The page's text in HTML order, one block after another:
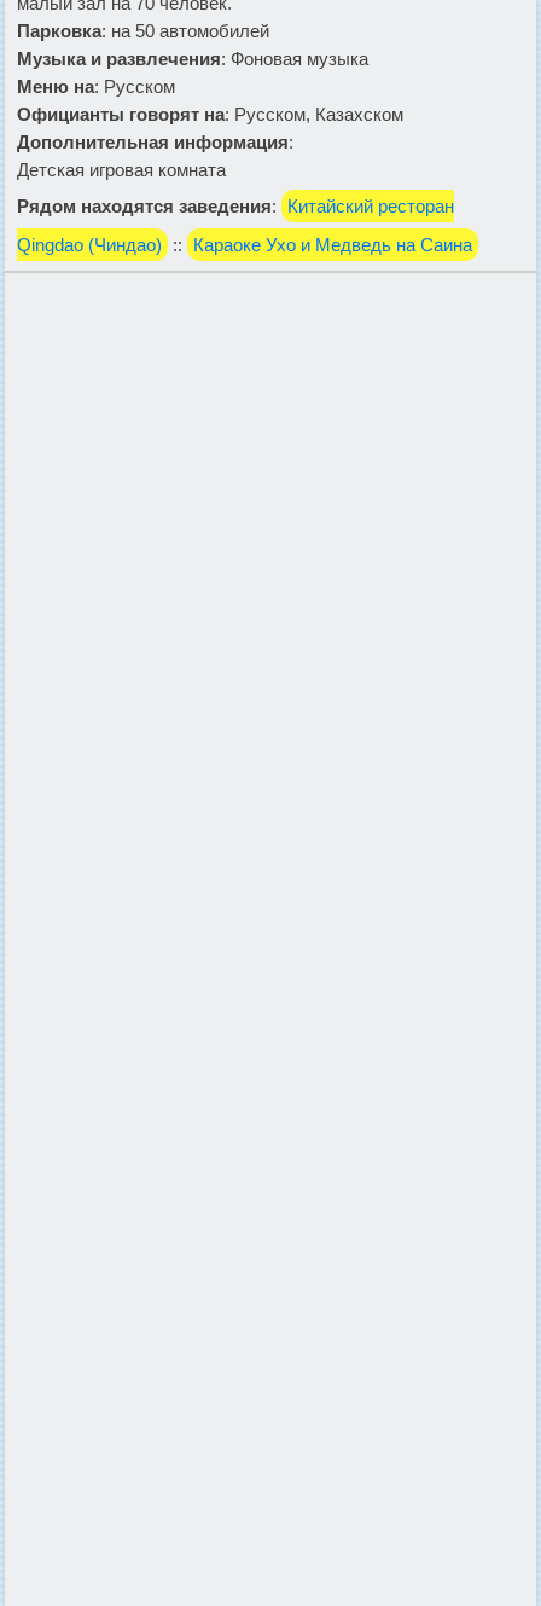
Парковка: на 50 автомобилей
Музыка и развлечения: Фоновая музыка
Меню на: Русском
Официанты говорят на: Русском, Казахском
Дополнительная информация:
Детская игровая комната
Рядом находятся заведения:
Китайский ресторан
Qingdao (Чиндао)
:: Караоке Ухо и Медведь на Саина